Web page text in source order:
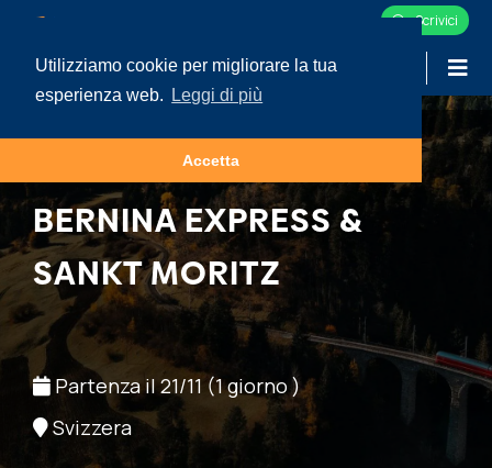
Utilizziamo cookie per migliorare la tua
esperienza web.
Leggi di più
Accetta
Scrivici
BERNINA EXPRESS &
SANKT MORITZ
Partenza il 21/11 (1 giorno )
Svizzera